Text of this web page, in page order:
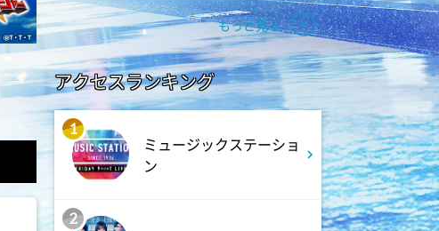
深夜 1:00
タイムトラベルダディ #2
ダイアン津田ドラマ初主演作
品 脚本:上田誠
深夜
ワールドプロレスリング
もっと見る
アクセスランキング
1
ミュージックステーショ
ン
2